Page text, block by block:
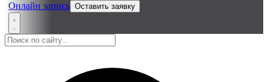
Онлайн запись Оставить заявку